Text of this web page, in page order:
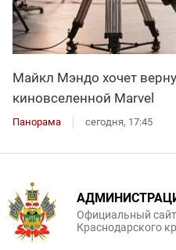
Майкл Мэндо хочет
киновселенной Marvel
Панорама сегодня, 17:45
Официальный
Краснодарского